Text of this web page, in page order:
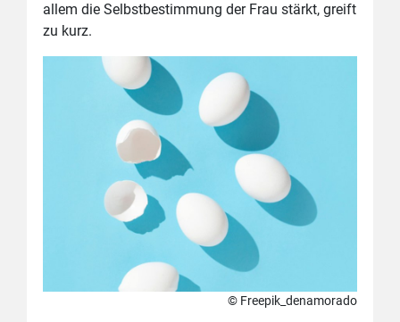
allem die Selbstbestimmung der Frau stärkt, greift
zu kurz.
© Freepik_denamorado